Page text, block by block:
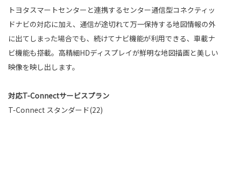
トヨタスマートセンターと連携するセンター通信型コネクティッ
ドナビの対応に加え、通信が途切れて万一保持する地図情報の外
に出てしまった場合でも、続けてナビ機能が利用できる、車載ナ
ビ機能も搭載。高精細HDディスプレイが鮮明な地図描画と美しい
映像を映し出します。
対応T-Connectサービスプラン
T-Connect スタンダード(22)